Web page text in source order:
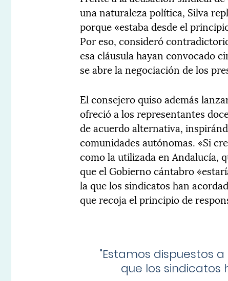
una naturaleza política, Silva
porque «estaba desde el
Por eso, consideró
esa cláusula hayan convocado
se abre la negociación de los
El consejero quiso además
ofreció a los representantes
de acuerdo alternativa,
comunidades autónomas. «Si
como la utilizada en Andalucía,
que el Gobierno cántabro
la que los sindicatos han
que recoja el principio de
"Estamos dispuestos
que los